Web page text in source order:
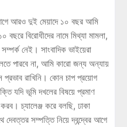
আরও দুই মেয়াদে ১০ বছর আমি
বিরোধীদের নামে মিথ্যা মামলা,
নেই। সাংবাদিক ভাইয়েরা
পারবে না, আমি কারো জন্য অন্যায়
রাখিনি। কোন চাপ প্রয়োগ
যদি ভূমি দখলের বিষয়ে প্রমাণ
চ্যালেঞ্জ করে বলছি, ঢাকা
দেবত্তর সম্পত্তি নিয়ে দ্বন্দ্বের আগে